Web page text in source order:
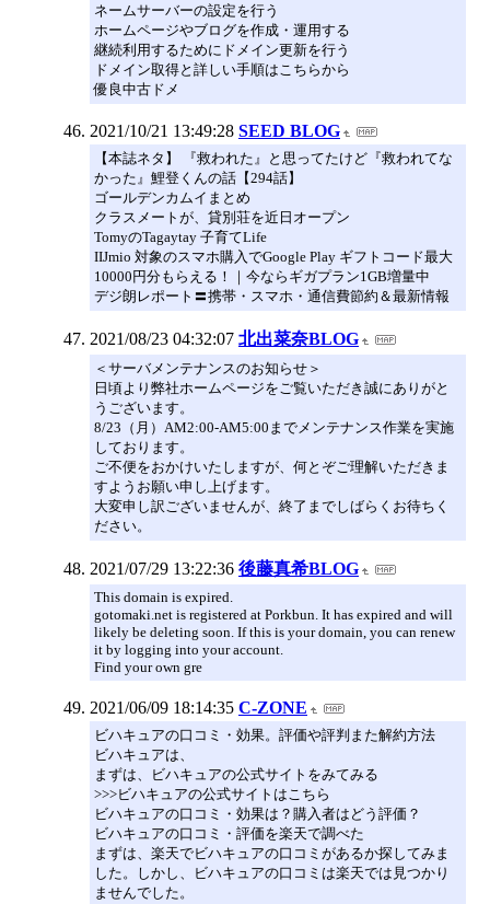
ネームサーバーの設定を行う
ホームページやブログを作成・運用する
継続利用するためにドメイン更新を行う
ドメイン取得と詳しい手順はこちらから
優良中古ドメ
2021/10/21 13:49:28 SEED BLOG
【本誌ネタ】 『救われた』と思ってたけど『救われてな
かった』鯉登くんの話【294話】
ゴールデンカムイまとめ
クラスメートが、貸別荘を近日オープン
TomyのTagaytay 子育てLife
IIJmio 対象のスマホ購入でGoogle Play ギフトコード最大
10000円分もらえる！｜今ならギガプラン1GB増量中
デジ朗レポート〓携帯・スマホ・通信費節約＆最新情報
2021/08/23 04:32:07 北出菜奈BLOG
＜サーバメンテナンスのお知らせ＞
日頃より弊社ホームページをご覧いただき誠にありがと
うございます。
8/23（月）AM2:00-AM5:00までメンテナンス作業を実施
しております。
ご不便をおかけいたしますが、何とぞご理解いただきま
すようお願い申し上げます。
大変申し訳ございませんが、終了までしばらくお待ちく
ださい。
2021/07/29 13:22:36 後藤真希BLOG
This domain is expired.
gotomaki.net is registered at Porkbun. It has expired and will
likely be deleting soon. If this is your domain, you can renew
it by logging into your account.
Find your own gre
2021/06/09 18:14:35 C-ZONE
ビハキュアの口コミ・効果。評価や評判また解約方法
ビハキュアは、
まずは、ビハキュアの公式サイトをみてみる
>>>ビハキュアの公式サイトはこちら
ビハキュアの口コミ・効果は？購入者はどう評価？
ビハキュアの口コミ・評価を楽天で調べた
まずは、楽天でビハキュアの口コミがあるか探してみま
した。しかし、ビハキュアの口コミは楽天では見つかり
ませんでした。